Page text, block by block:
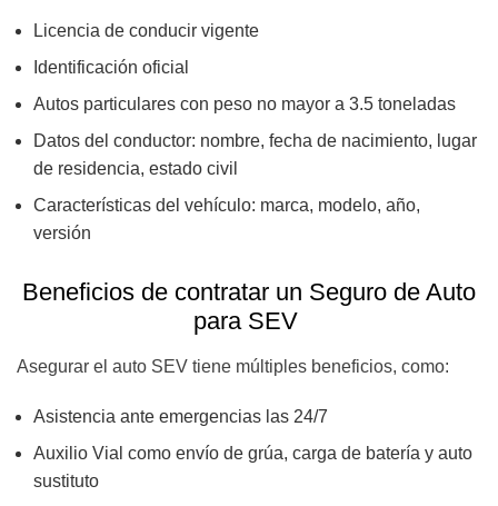
Licencia de conducir vigente
Identificación oficial
Autos particulares con peso no mayor a 3.5 toneladas
Datos del conductor: nombre, fecha de nacimiento, lugar
de residencia, estado civil
Características del vehículo: marca, modelo, año,
versión
Beneficios de contratar un Seguro de Auto
para SEV
Asegurar el auto SEV tiene múltiples beneficios, como:
Asistencia ante emergencias las 24/7
Auxilio Vial como envío de grúa, carga de batería y auto
sustituto